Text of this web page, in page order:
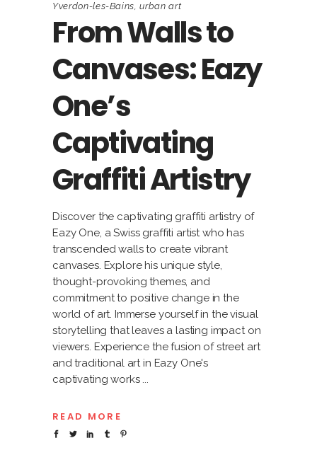
Yverdon-les-Bains,urban art
From Walls to
Canvases: Eazy
One’s
Captivating
Graffiti Artistry
Discover the captivating graffiti artistry of
Eazy One, a Swiss graffiti artist who has
transcended walls to create vibrant
canvases. Explore his unique style,
thought-provoking themes, and
commitment to positive change in the
world of art. Immerse yourself in the visual
storytelling that leaves a lasting impact on
viewers. Experience the fusion of street art
and traditional art in Eazy One's
captivating works
READ MORE